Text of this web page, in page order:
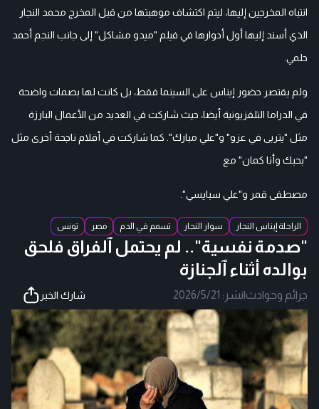
انتباه المخرجين إليها، ليتم اكتشاف موهبتها من قبل المخرج محمد النجار
الذي أسند إليها أول أدوارها في فيلم "ميدو مشاكل" إلى جانب النجم أحمد
حلمي.
ولم يقتصر حضور إيناس على السينما فقط، بل كانت لها بصمات واضحة
في الدراما التلفزيونية أيضا، حيث شاركت في العديد من الأعمال البارزة
مثل "يتربى في عزو" و"علي مبارك". كما شاركت في أفلام ناجحة أخرى مثل
"بحبك وأنا كمان" مع
مصطفى قمر و"علي سبايسي".
الراحلة إيناس النجار سوار النجار تسمم في الدم مصر تونس
"صدمة نفسية".. لم يحتمل ٱلفراق فلحق
بوالده أثناء ٱلجنازة
جرائم وحوادث|نشر: 2026/5/21 شارك الخبر